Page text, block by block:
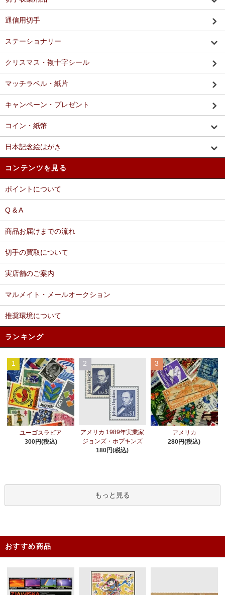
通信用切手
ステーショナリー
クリスマス・複十字シール
マッチラベル・紙片
キャンペーン・プレゼント
コイン・紙幣
日本記念絵はがき
コンテンツを見る
ポイントについて
Q & A
商品お届けまでの流れ
切手の買取について
実店舗のご案内
マルメイト・メールオークション
推奨環境について
ランキング
1
ユーゴスラビア
300円(税込)
2
アメリカ 1989年実業家
ジョンズ・ホプキンズ
180円(税込)
3
アメリカ
280円(税込)
もっと見る
おすすめ商品